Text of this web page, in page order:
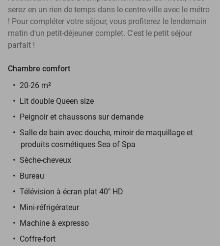
serez en un rien de temps dans le centre-ville avec le métro
! Pour compléter votre séjour, vous profiterez le lendemain
matin d'un petit-déjeuner complet. C'est le petit séjour
parfait !
Chambre comfort
20-26 m²
Lit double Queen size
Peignoir et chaussons sur demande
Salle de bain avec douche, miroir de maquillage et
produits cosmétiques Sea of Spa
Sèche-cheveux
Bureau
Télévision à écran plat 40" HD
Mini-réfrigérateur
Machine à expresso
Coffre-fort